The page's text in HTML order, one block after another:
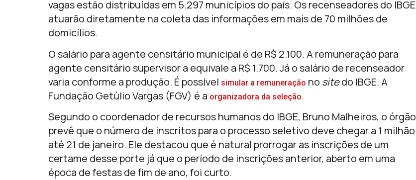
vagas estão distribuídas em 5.297 municípios do país. Os recenseadores do IBGE
atuarão diretamente na coleta das informações em mais de 70 milhões de
domicílios.
O salário para agente censitário municipal é de R$ 2.100. A remuneração para
agente censitário supervisor a equivale a R$ 1.700. Já o salário de recenseador
varia conforme a produção. É possível simular a remuneração no sitedo IBGE. A
Fundação Getúlio Vargas (FGV) é a organizadora da seleção.
Segundo o coordenador de recursos humanos do IBGE, Bruno Malheiros, o órgão
prevê que o número de inscritos para o processo seletivo deve chegar a 1 milhão
até 21 de janeiro. Ele destacou que é natural prorrogar as inscrições de um
certame desse porte já que o período de inscrições anterior, aberto em uma
época de festas de fim de ano, foi curto.